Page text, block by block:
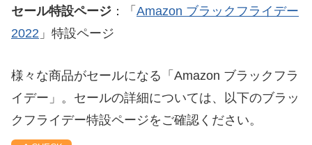
セール特設ページ ：「 Amazon ブラックフライデー
2022 」特設ページ
様々な商品がセールになる「Amazon ブラックフラ
イデー」。セールの詳細については、以下のブラッ
クフライデー特設ページをご確認ください。